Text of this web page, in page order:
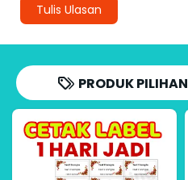
Tulis Ulasan
PRODUK PILIHAN